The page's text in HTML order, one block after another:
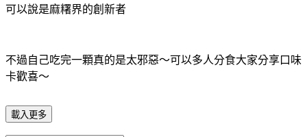
可以說是麻糬界的創新者
不過自己吃完一顆真的是太邪惡～可以多人分食大家分享口味
卡歡喜～
載入更多